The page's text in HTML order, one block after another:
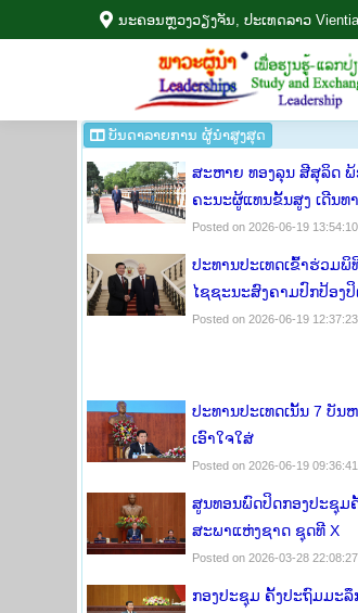
ນະ​ຄອນຫຼວງວຽງ​ຈັນ, ປະ​ເທດ​ລາວ
ບັນ​ດາ​ລາຍ​ການ ຜູ້​ນຳ​ສູງ​ສຸດ
ສະຫາຍ ທອງລຸນ ສີສຸລິດ
ຄະນະຜູ້ແທນຂັ້ນສູງ ເດີນທ
Posted on 2026-06-19 13:54:10
ປະທານປະເທດເຂົ້າຮ່ວມ
ໄຊຊະນະສົງຄາມປົກປ້ອງ
Posted on 2026-06-19 12:37:23
ປະທານປະເທດເນັ້ນ 7 ບັນ
ເອົາໃຈໃສ່
Posted on 2026-06-19 09:36:41
ສູນທອນພົດປິດກອງປະຊຸມ
ສະພາແຫ່ງຊາດ ຊຸດທີ X
Posted on 2026-03-28 22:08:27
ກອງ​ປະ​ຊຸມ ຄັ້ງ​ປະ​ຖົມ​ມະ​